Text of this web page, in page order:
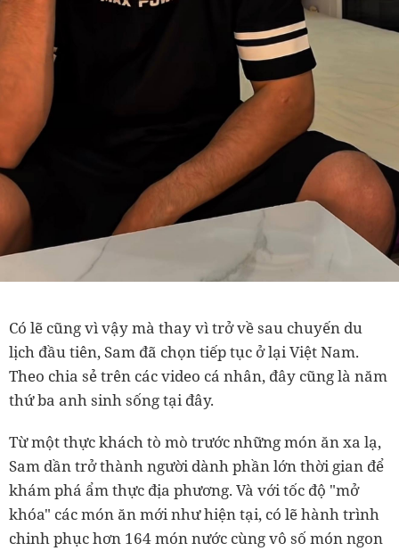
Có lẽ cũng vì vậy mà thay vì trở về sau chuyến du
lịch đầu tiên, Sam đã chọn tiếp tục ở lại Việt Nam.
Theo chia sẻ trên các video cá nhân, đây cũng là năm
thứ ba anh sinh sống tại đây.
Từ một thực khách tò mò trước những món ăn xa lạ,
Sam dần trở thành người dành phần lớn thời gian để
khám phá ẩm thực địa phương. Và với tốc độ "mở
khóa" các món ăn mới như hiện tại, có lẽ hành trình
chinh phục hơn 164 món nước cùng vô số món ngon